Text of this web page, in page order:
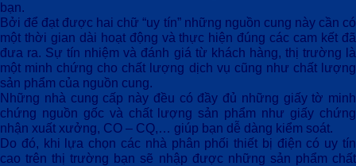
bạn.
Bởi để đạt được hai chữ “uy tín” những nguồn cung này cần có
một thời gian dài hoạt động và thực hiện đúng các cam kết đã
đưa ra. Sự tín nhiệm và đánh giá từ khách hàng, thị trường là
một minh chứng cho chất lượng dịch vụ cũng như chất lượng
sản phẩm của nguồn cung.
Những nhà cung cấp này đều có đầy đủ những giấy tờ minh
chứng nguồn gốc và chất lượng sản phẩm như giấy chứng
nhận xuất xưởng, CO – CQ,… giúp bạn dễ dàng kiểm soát.
Do đó, khi lựa chọn các nhà phân phối thiết bị điện có uy tín
cao trên thị trường bạn sẽ nhập được những sản phẩm chất